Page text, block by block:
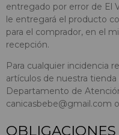
entregado por error de El
le entregará el producto
para el comprador, en el
recepción.
Para cualquier incidencia
artículos de nuestra
Departamento de
canicasbebe@gmail.com